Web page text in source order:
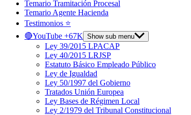
Temario Tramitación Procesal
Temario Agente Hacienda
Testimonios ⭐️
🔴YouTube +67K Show sub menu
Ley 39/2015 LPACAP
Ley 40/2015 LRJSP
Estatuto Básico Empleado Público
Ley de Igualdad
Ley 50/1997 del Gobierno
Tratados Unión Europea
Ley Bases de Régimen Local
Ley 2/1979 del Tribunal Constitucional